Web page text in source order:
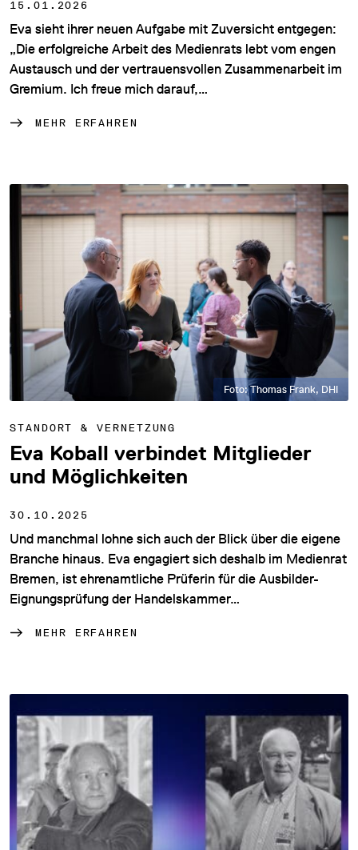
15.01.2026
Eva sieht ihrer neuen Aufgabe mit Zuversicht entgegen:
„Die erfolgreiche Arbeit des Medienrats lebt vom engen
Austausch und der vertrauensvollen Zusammenarbeit im
Gremium. Ich freue mich darauf,…
MEHR ERFAHREN
Foto: Thomas Frank, DHI
STANDORT & VERNETZUNG
Eva Koball verbindet Mitglieder
und Möglichkeiten
30.10.2025
Und manchmal lohne sich auch der Blick über die eigene
Branche hinaus. Eva engagiert sich deshalb im Medienrat
Bremen, ist ehrenamtliche Prüferin für die Ausbilder-
Eignungsprüfung der Handelskammer…
MEHR ERFAHREN